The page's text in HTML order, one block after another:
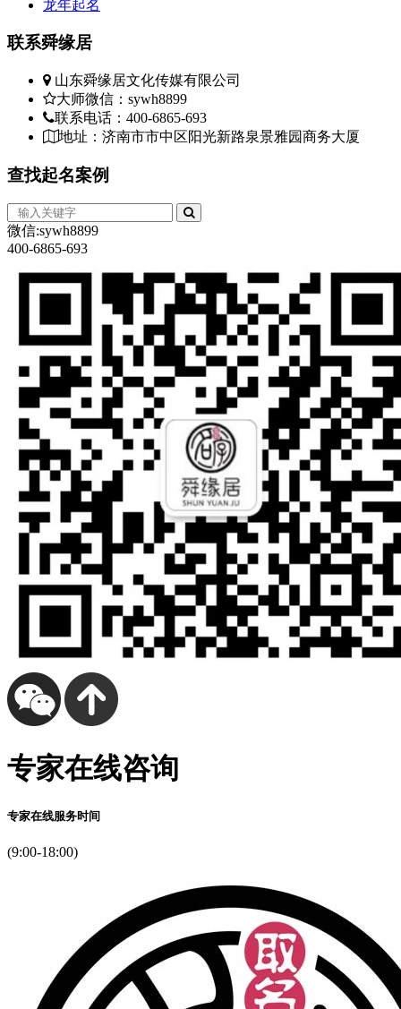
龙年起名
联系舜缘居
山东舜缘居文化传媒有限公司
大师微信：sywh8899
联系电话：400-6865-693
地址：济南市市中区阳光新路泉景雅园商务大厦
查找起名案例
微信:sywh8899
400-6865-693
专家在线咨询
专家在线服务时间
(9:00-18:00)